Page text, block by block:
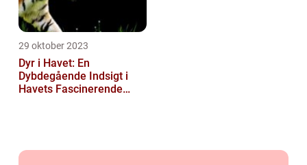
29 oktober 2023
Dyr i Havet: En
Dybdegående Indsigt i
Havets Fascinerende